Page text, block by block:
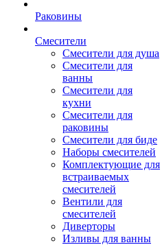
Раковины
Смесители
Смесители для душа
Смесители для
ванны
Смесители для
кухни
Смесители для
раковины
Смесители для биде
Наборы смесителей
Комплектующие для
встраиваемых
смесителей
Вентили для
смесителей
Диверторы
Изливы для ванны